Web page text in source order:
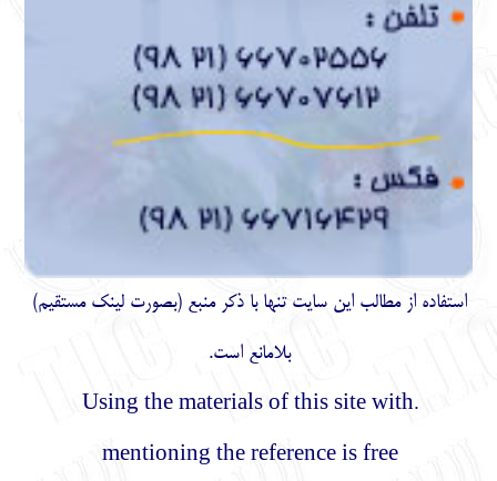
استفاده از مطالب اين سايت تنها با ذكر منبع (بصورت لینک مستقیم)
بلامانع است.
.Using the materials of this site with
mentioning the reference is free